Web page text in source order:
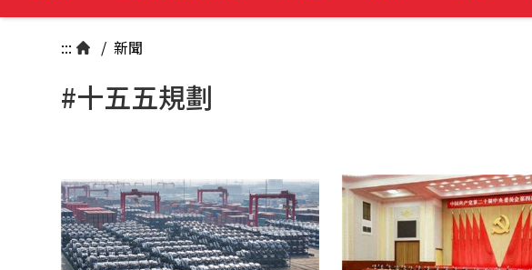
::: / 新聞
#十五五規劃